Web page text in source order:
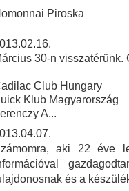
Piroska
30-n
Club Hungary
Klub Magyarország
A...
aki 22 éve
és a